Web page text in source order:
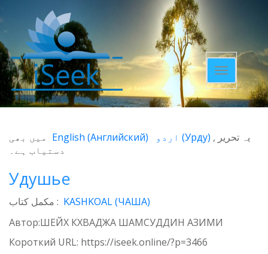
Toggle
navigation
یہ تحریر (Урду)
English (Английский)
میں بھی
دستیاب ہے۔
Удушье
مکمل کتاب : KASHKOAL (ЧАША)
Автор:ШЕЙХ КХВАДЖА ШАМСУДДИН АЗИМИ
Короткий URL: https://iseek.online/?p=3466